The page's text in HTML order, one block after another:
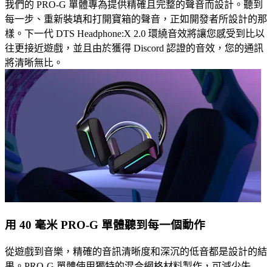
我們的 PRO-G 單體專為提供精確且完整的聲音而設計。聽到
每一步、重新裝填和打開寶箱的聲音，正如開發者所設計的那
樣。下一代 DTS Headphone:X 2.0 環繞音效將讓您感受到比以
往更接近遊戲，並且由於獲得 Discord 認證的音效，您的通訊
將清晰無比。
用 40 毫米 PRO-G 單體聽到每一個動作
從遊戲到音樂，精確的音訊清晰度和深沉的低音都是設計的結